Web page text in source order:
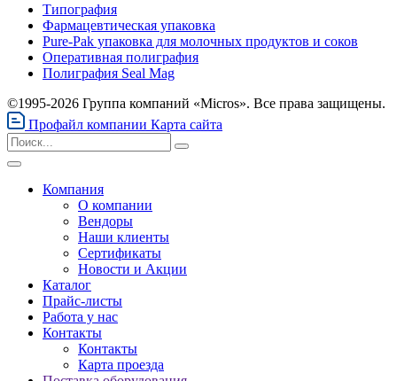
Типография
Фармацевтическая упаковка
Pure-Pak упаковка для молочных продуктов и соков
Оперативная полиграфия
Полиграфия Seal Mag
©1995-2026 Группа компаний «Micros». Все права защищены.
Профайл компании Карта сайта
Компания
О компании
Вендоры
Наши клиенты
Сертификаты
Новости и Акции
Каталог
Прайс-листы
Работа у нас
Контакты
Контакты
Карта проезда